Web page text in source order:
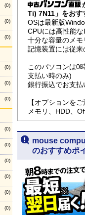
(0)
(0)
(0)
(0)
(0)
(0)
(0)
(0)
(0)
(0)
(0)
(0)
Ti) 7N11」をおす
OSは最新版
CPUには高性能
十分な容量のメモ
記憶装置には従来
このパソコンは0
支払い時のみ)
銀行振込でお支払
【オプションを
メモリ、HDD、
mouse
のおすすめポ